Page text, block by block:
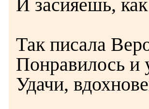
И засияешь, как
Так писала
Понравилось и
Удачи,